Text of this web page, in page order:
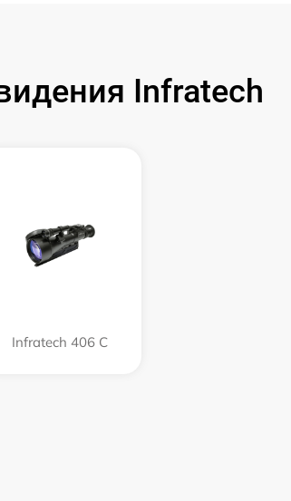
Infratech
Infratech 406 С